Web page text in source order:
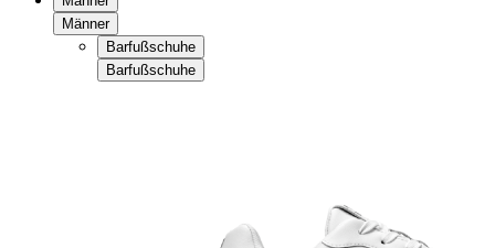
Männer
Barfußschuhe
Barfußschuhe